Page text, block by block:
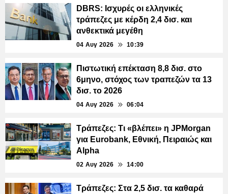
DBRS: Ισχυρές οι ελληνικές
τράπεζες με κέρδη 2,4 δισ. και
ανθεκτικά μεγέθη
04 Αυγ 2026 10:39
Πιστωτική επέκταση 8,8 δισ. στο
6μηνο, στόχος των τραπεζών τα 13
δισ. το 2026
04 Αυγ 2026 06:04
Τράπεζες: Τι «βλέπει» η JPMorgan
για Eurobank, Εθνική, Πειραιώς και
Alpha
02 Αυγ 2026 14:00
Τράπεζες: Στα 2,5 δισ. τα καθαρά